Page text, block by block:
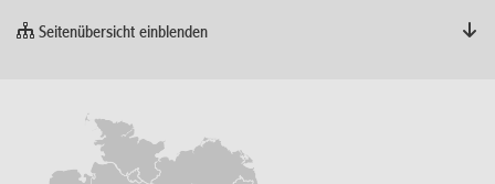
Seitenübersicht einblenden